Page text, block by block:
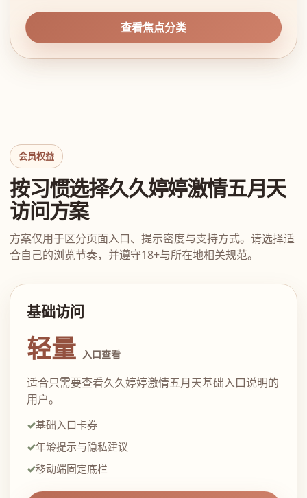
查看焦点分类
会员权益
按习惯选择久久婷婷激情五月天
访问方案
方案仅用于区分页面入口、提示密度与支持方式。请选择适
合自己的浏览节奏，并遵守18+与所在地相关规范。
基础访问
轻量 入口查看
适合只需要查看久久婷婷激情五月天基础入口说明的
用户。
基础入口卡券
年龄提示与隐私建议
移动端固定底栏